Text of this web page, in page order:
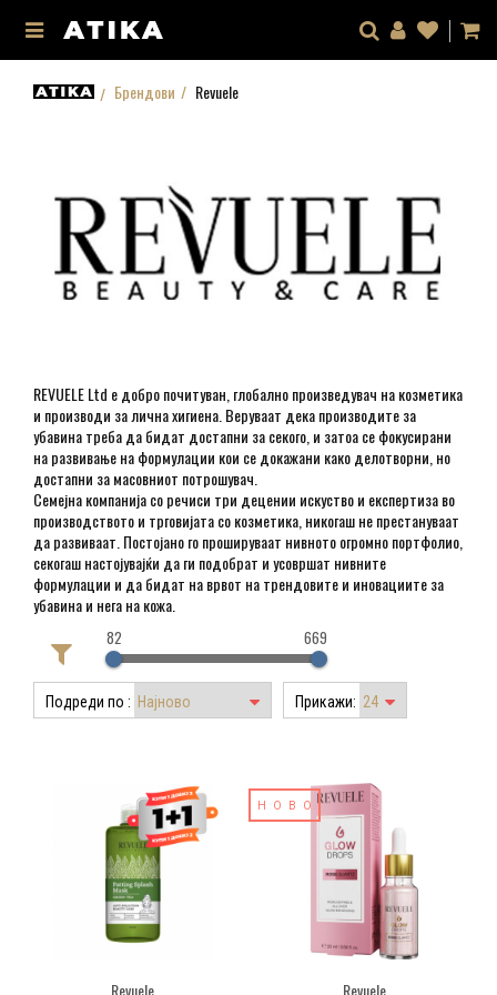
Брендови Revuele
REVUELE Ltd е добро почитуван, глобално произведувач на козметика
и производи за лична хигиена. Веруваат дека производите за
убавина треба да бидат достапни за секого, и затоа се фокусирани
на развивање на формулации кои се докажани како делотворни, но
достапни за масовниот потрошувач.
Семејна компанија со речиси три децении искуство и експертиза во
производството и трговијата со козметика, никогаш не престануваат
да развиваат. Постојано го прошируваат нивното огромно портфолио,
секогаш настојувајќи да ги подобрат и усовршат нивните
формулации и да бидат на врвот на трендовите и иновациите за
убавина и нега на кожа.
82 669
Подреди по : Прикажи:
Revuele
НОВО
Revuele